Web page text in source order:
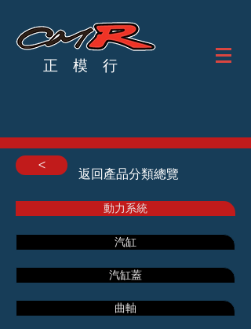
正 模 行
<
返回產品分類總覽
動力系統
汽缸
汽缸蓋
曲軸